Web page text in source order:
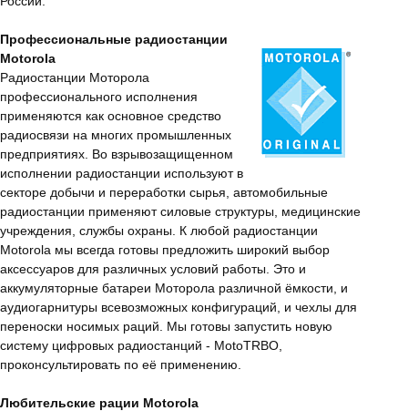
Профессиональные радиостанции
Motorola
Радиостанции Моторола
профессионального исполнения
применяются как основное средство
радиосвязи на многих промышленных
предприятиях. Во взрывозащищенном
исполнении радиостанции используют в
секторе добычи и переработки сырья, автомобильные
радиостанции применяют силовые структуры, медицинские
учреждения, службы охраны. К любой радиостанции
Motorola мы всегда готовы предложить широкий выбор
аксессуаров для различных условий работы. Это и
аккумуляторные батареи Моторола различной ёмкости, и
аудиогарнитуры всевозможных конфигураций, и чехлы для
переноски носимых раций. Мы готовы запустить новую
систему цифровых радиостанций - MotoTRBO,
проконсультировать по её применению.
Любительские рации Motorola